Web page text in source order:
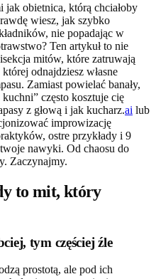
jak obietnica, którą chciałoby
wiesz, jak szybko
nie popadając w
Ten artykuł to nie
mitów, które zatruwają
odnajdziesz własne
Zamiast powielać banały,
często kosztuje cię
z głową i jak kucharz.ai lub
improwizację
ostre przykłady i 9
nawyki. Od chaosu do
Zaczynajmy.
to mit, który
tym częściej źle
prostotą, ale pod ich